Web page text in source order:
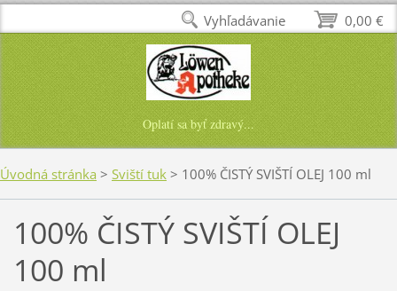
Oplatí sa byť zdravý...
Úvodná stránka > Sviští tuk > 100% ČISTÝ SVIŠTÍ OLEJ 100 ml
100% ČISTÝ SVIŠTÍ OLEJ
100 ml
0,00 €
Vyhľadávanie